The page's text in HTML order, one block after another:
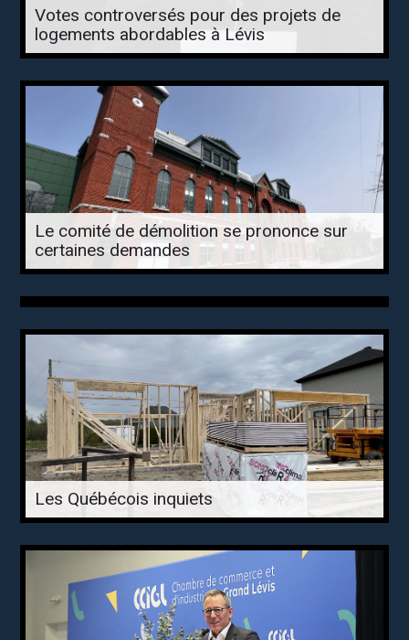
Votes controversés pour des projets de
logements abordables à Lévis
Le comité de démolition se prononce sur
certaines demandes
Les Québécois inquiets